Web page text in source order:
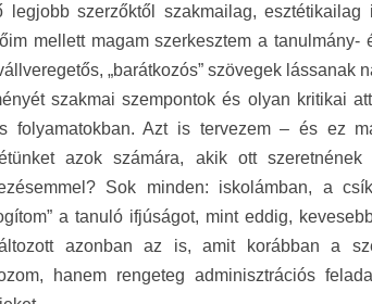
legjobb szerzőktől szakmailag,
mellett magam szerkesztem a
„barátkozós” szövegek
szakmai szempontok és olyan kritikai
folyamatokban. Azt is tervezem – és ez
azok számára, akik ott
Sok minden: iskolámban, a
a tanuló ifjúságot, mint eddig,
azonban az is, amit korábban a
hanem rengeteg adminisztrációs